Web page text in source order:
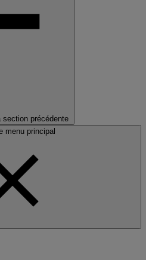
section précédente
menu principal